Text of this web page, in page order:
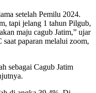
setelah Pemilu 2024.
tapi jelang 1 tahun Pilgub,
maju cagub Jatim,” ujar
paparan melalui zoom,
sebagai Cagub Jatim